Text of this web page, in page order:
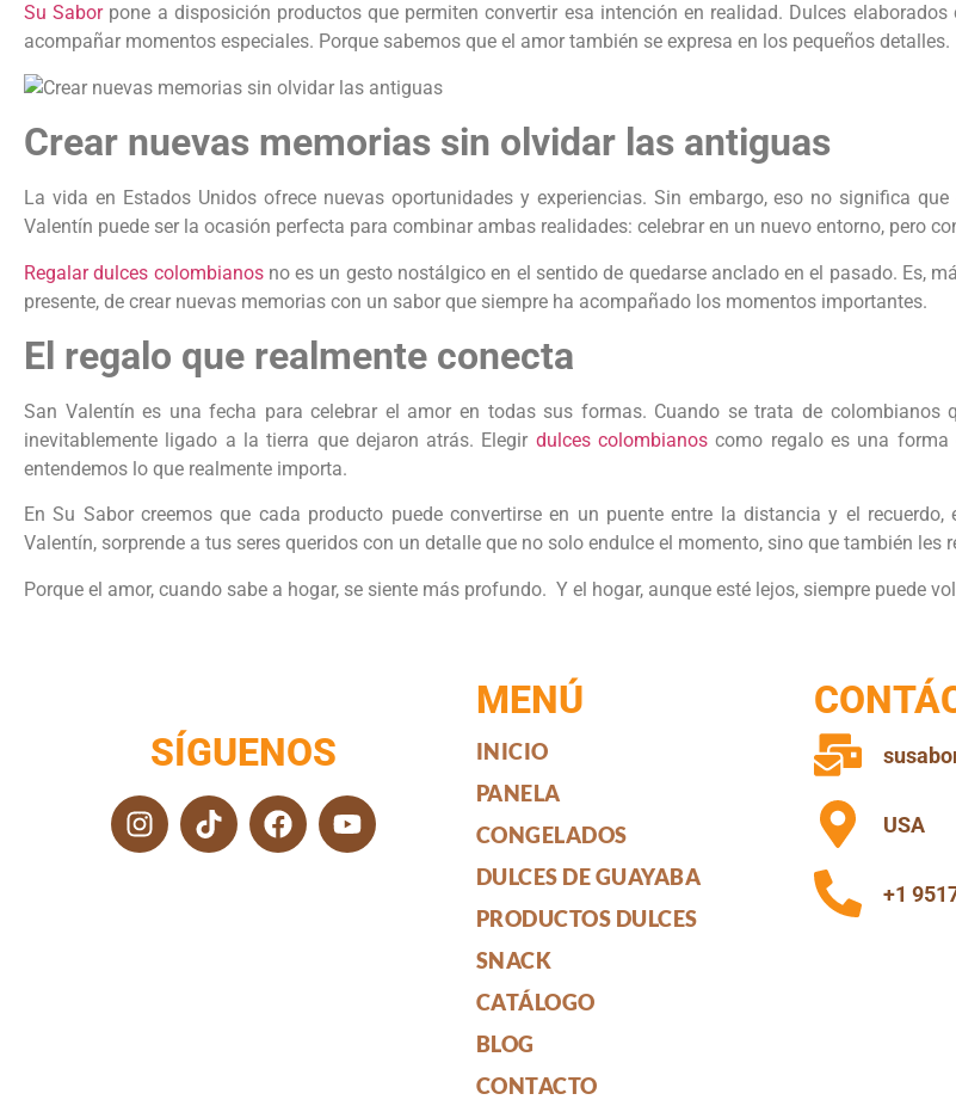
Su Saborpone a disposición productos que permiten convertir esa intención en realidad. Dulces
acompañar momentos especiales. Porque sabemos que el amor también se expresa en los pequeños detalles.
Crear nuevas memorias sin olvidar las antiguas
La vida en Estados Unidos ofrece nuevas oportunidades y experiencias. Sin embargo, eso no significa
Valentín puede ser la ocasión perfecta para combinar ambas realidades: celebrar en un nuevo entorno, pero
Regalar dulces colombianosno es un gesto nostálgico en el sentido de quedarse anclado en el pasado. Es,
presente, de crear nuevas memorias con un sabor que siempre ha acompañado los momentos importantes.
El regalo que realmente conecta
San Valentín es una fecha para celebrar el amor en todas sus formas. Cuando se trata de colombianos
inevitablemente ligado a la tierra que dejaron atrás. Elegir dulces colombianos como regalo es una forma
entendemos lo que realmente importa.
En Su Sabor creemos que cada producto puede convertirse en un puente entre la distancia y el
Valentín, sorprende a tus seres queridos con un detalle que no solo endulce el momento, sino que también les
Porque el amor, cuando sabe a hogar, se siente más profundo. Y el hogar, aunque esté lejos, siempre puede
SÍGUENOS
MENÚ
INICIO
PANELA
CONGELADOS
DULCES DE GUAYABA
PRODUCTOS DULCES
SNACK
CATÁLOGO
BLOG
CONTACTO
USA
+1